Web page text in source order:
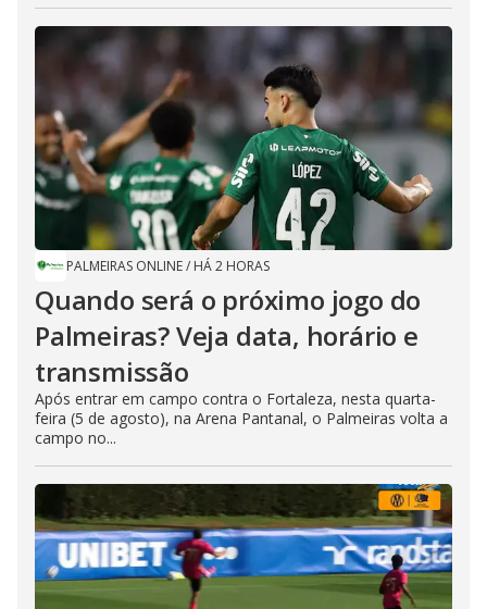
PALMEIRAS ONLINE/ HÁ 2 HORAS
Quando será o próximo jogo do
Palmeiras? Veja data, horário e
transmissão
Após entrar em campo contra o Fortaleza, nesta quarta-
feira (5 de agosto), na Arena Pantanal, o Palmeiras volta a
campo no...